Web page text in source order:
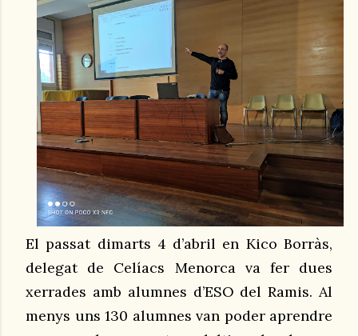
El passat dimarts 4 d’abril en Kico Borràs,
delegat de Celíacs Menorca va fer dues
xerrades amb alumnes d’ESO del Ramis. Al
menys uns 130 alumnes van poder aprendre